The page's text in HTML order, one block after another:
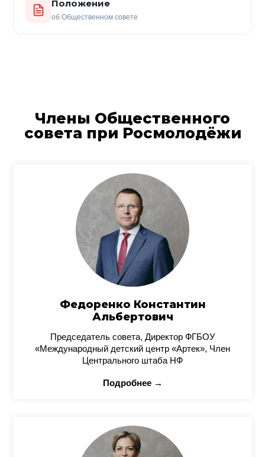
Положение
об Общественном совете
Члены Общественного
совета при Росмолодёжи
Федоренко Константин
Альбертович
Председатель совета, Директор ФГБОУ
«Международный детский центр «Артек», Член
Центрального штаба НФ
Подробнее →